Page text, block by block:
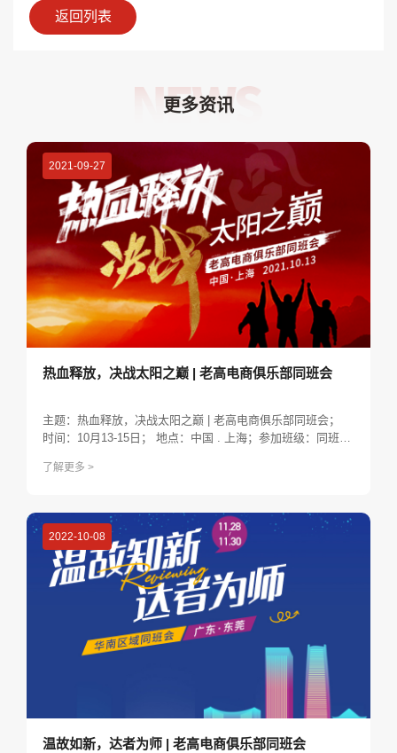
返回列表
更多资讯
2021-09-27
热血释放，决战太阳之巅 | 老高电商俱乐部同班会
主题：热血释放，决战太阳之巅 | 老高电商俱乐部同班会；
时间：10月13-15日； 地点：中国 . 上海；参加班级：同班会
了解更多 >
2022-10-08
温故如新，达者为师 | 老高电商俱乐部同班会